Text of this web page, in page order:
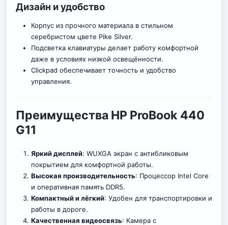
Дизайн и удобство
Корпус из прочного материала в стильном
серебристом цвете Pike Silver.
Подсветка клавиатуры делает работу комфортной
даже в условиях низкой освещённости.
Clickpad обеспечивает точность и удобство
управления.
Преимущества HP ProBook 440
G11
Яркий дисплей: WUXGA экран с антибликовым
покрытием для комфортной работы.
Высокая производительность: Процессор Intel Core
и оперативная память DDR5.
Компактный и лёгкий: Удобен для транспортировки и
работы в дороге.
Качественная видеосвязь: Камера с